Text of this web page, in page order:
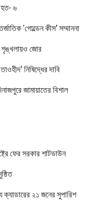
৬
‘গোল্ডেন কীস’ সম্মাননা
শৃঙ্খলায়ও জোর
নিষিদ্ধের দাবি
জামায়াতের বিশাল
ফের সরকার শাটডাউন
ক্যাডারের ২১ জনের সুপারিশ